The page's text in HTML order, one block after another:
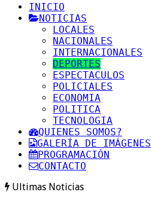
INICIO
NOTICIAS
LOCALES
NACIONALES
INTERNACIONALES
DEPORTES
ESPECTACULOS
POLICIALES
ECONOMIA
POLITICA
TECNOLOGIA
QUIENES SOMOS?
GALERÍA DE IMÁGENES
PROGRAMACIÓN
CONTACTO
Ultimas Noticias